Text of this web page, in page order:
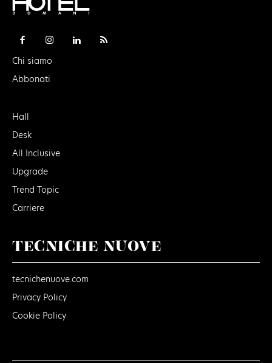
Chi siamo
Abbonati
Hall
Desk
All Inclusive
Upgrade
Trend Topic
Carriere
TECNICHE NUOVE
tecnichenuove.com
Privacy Policy
Cookie Policy